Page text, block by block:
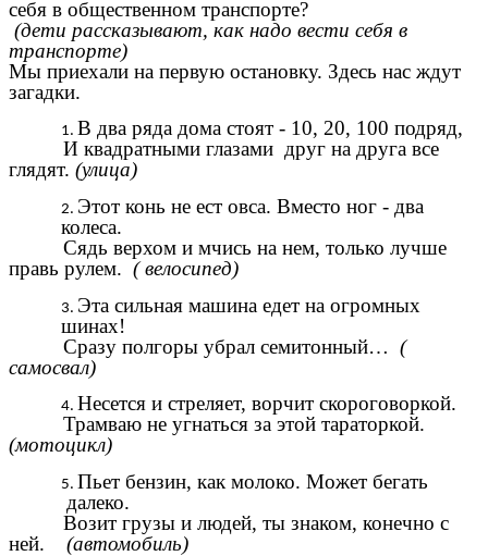
себя в общественном транспорте?
(дети рассказывают, как надо вести себя в
транспорте)
Мы приехали на первую остановку. Здесь нас ждут
загадки.
В два ряда дома стоят - 10, 20, 100 подряд,
И квадратными глазами друг на друга все
глядят. (улица)
Этот конь не ест овса. Вместо ног - два
колеса.
Сядь верхом и мчись на нем, только лучше
правь рулем. ( велосипед)
Эта сильная машина едет на огромных
шинах!
Сразу полгоры убрал семитонный… (
самосвал)
Несется и стреляет, ворчит скороговоркой.
Трамваю не угнаться за этой тараторкой.
(мотоцикл)
Пьет бензин, как молоко. Может бегать
далеко.
Возит грузы и людей, ты знаком, конечно с
ней. (автомобиль)